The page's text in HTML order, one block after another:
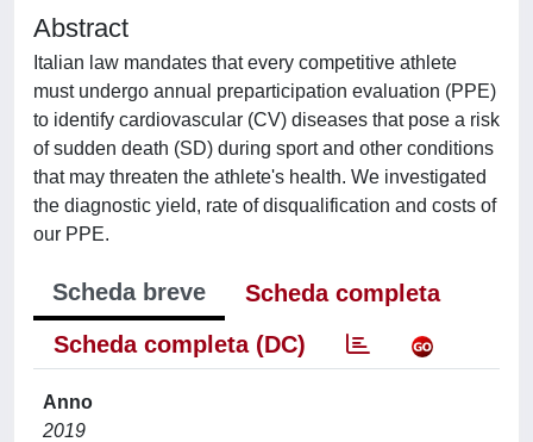
Abstract
Italian law mandates that every competitive athlete
must undergo annual preparticipation evaluation (PPE)
to identify cardiovascular (CV) diseases that pose a risk
of sudden death (SD) during sport and other conditions
that may threaten the athlete's health. We investigated
the diagnostic yield, rate of disqualification and costs of
our PPE.
Scheda breve
Scheda completa
Scheda completa (DC)
Anno
2019